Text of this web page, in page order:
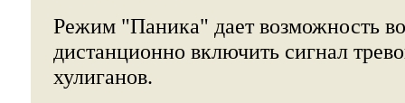
Режим "Паника" дает возможность
дистанционно включить сигнал
хулиганов.